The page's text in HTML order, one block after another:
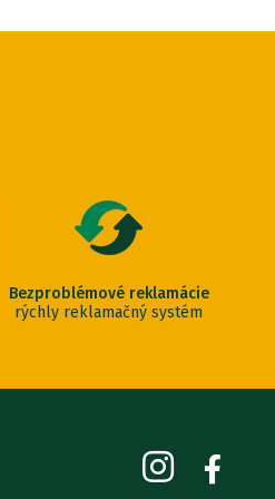
Bezproblémové reklamácie
rýchly reklamačný systém